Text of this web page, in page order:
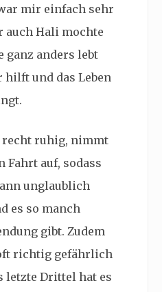
mir einfach sehr
auch Hali mochte
ganz anders lebt
hilft und das Leben
recht ruhig, nimmt
Fahrt auf, sodass
unglaublich
es so manch
gibt. Zudem
richtig gefährlich
letzte Drittel hat es